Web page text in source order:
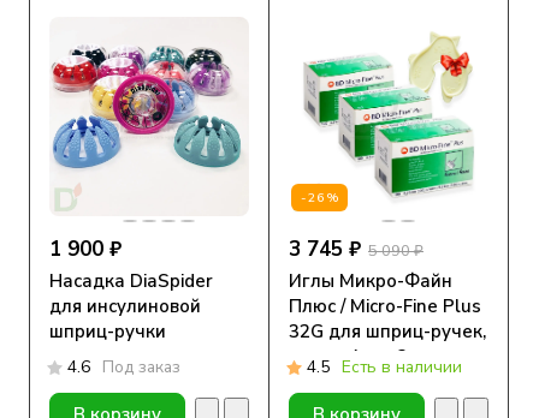
1 900 ₽
Насадка DiaSpider
для инсулиновой
шприц-ручки
4.6 Под заказ
-26%
3 745 ₽ 5 090 ₽
Иглы Микро-Файн
Плюс / Micro-Fine Plus
32G для шприц-ручек,
длина 4 мм, 3 уп. по
100 шт. + аппликатор
Painstopper
4.5 Есть в наличии